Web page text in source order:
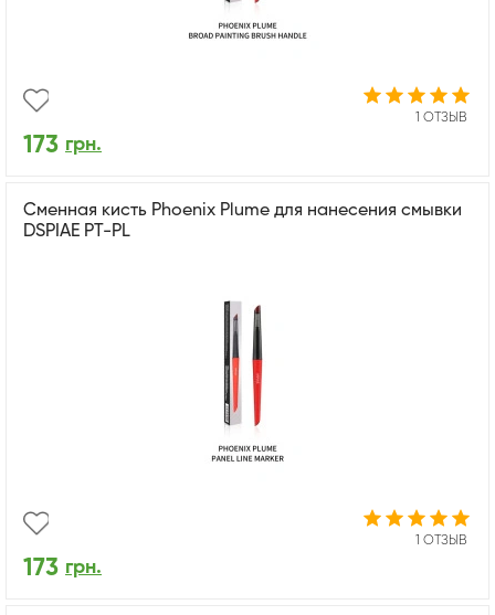
1 ОТЗЫВ
173 грн.
Сменная кисть Phoenix Plume для нанесения смывки
DSPIAE PT-PL
1 ОТЗЫВ
173 грн.